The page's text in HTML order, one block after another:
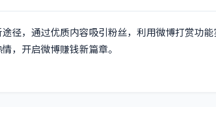
径，通过优质内容吸引粉丝，利用微博打赏功
，开启微博赚钱新篇章。